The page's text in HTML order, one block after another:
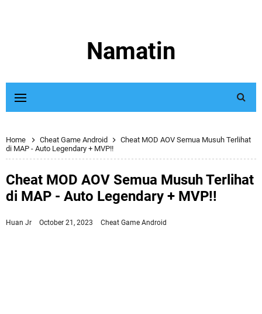
Namatin
Home Cheat Game Android
Cheat MOD AOV Semua Musuh Terlihat
di MAP - Auto Legendary + MVP!!
Cheat MOD AOV Semua Musuh Terlihat
di MAP - Auto Legendary + MVP!!
Huan Jr October 21, 2023 Cheat Game Android